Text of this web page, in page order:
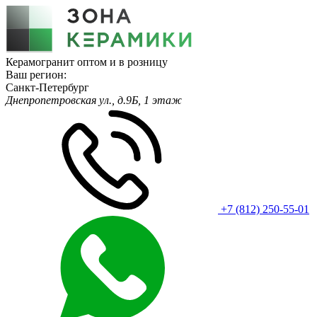
Керамогранит оптом и в розницу
Ваш регион:
Санкт-Петербург
Днепропетровская ул., д.9Б, 1 этаж
+7 (812) 250-55-01